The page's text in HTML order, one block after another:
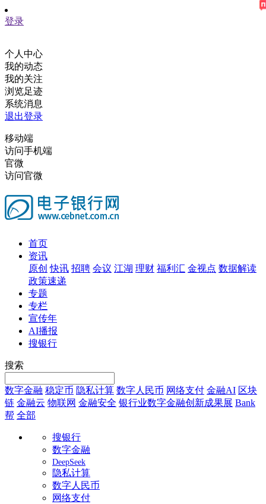
登录
个人中心
我的动态
我的关注
浏览足迹
系统消息
退出登录
移动端
访问手机端
官微
访问官微
首页
资讯
原创 快讯 招聘 会议 江湖 理财 福利汇 金视点 数据解读
政策速递
专题
专栏
宣传年
AI播报
搜银行
搜索
数字金融 稳定币 隐私计算 数字人民币 网络支付 金融AI 区块
链 金融云 物联网 金融安全 银行业数字金融创新成果展 Bank
帮 全部
搜银行
数字金融
DeepSeek
隐私计算
数字人民币
网络支付